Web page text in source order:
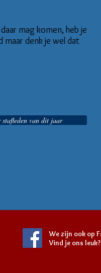
mag komen, heb je
denk je wel dat
van dit jaar
We zijn ook op
Vind je ons leuk?